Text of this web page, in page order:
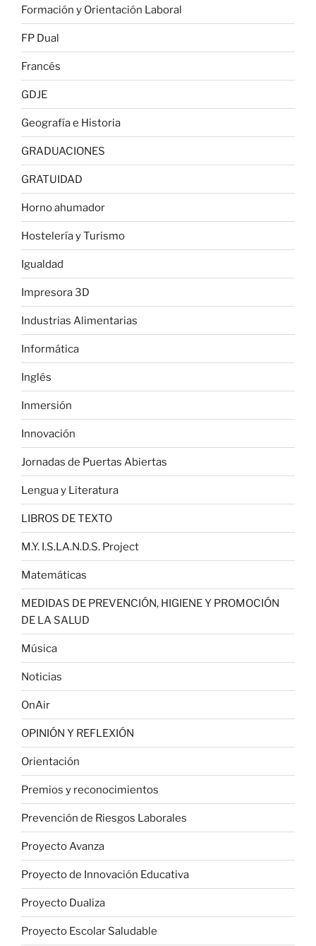
Formación y Orientación Laboral
FP Dual
Francés
GDJE
Geografía e Historia
GRADUACIONES
GRATUIDAD
Horno ahumador
Hostelería y Turismo
Igualdad
Impresora 3D
Industrias Alimentarias
Informática
Inglés
Inmersión
Innovación
Jornadas de Puertas Abiertas
Lengua y Literatura
LIBROS DE TEXTO
M.Y. I.S.LA.N.D.S. Project
Matemáticas
MEDIDAS DE PREVENCIÓN, HIGIENE Y PROMOCIÓN
DE LA SALUD
Música
Noticias
OnAir
OPINIÓN Y REFLEXIÓN
Orientación
Premios y reconocimientos
Prevención de Riesgos Laborales
Proyecto Avanza
Proyecto de Innovación Educativa
Proyecto Dualiza
Proyecto Escolar Saludable